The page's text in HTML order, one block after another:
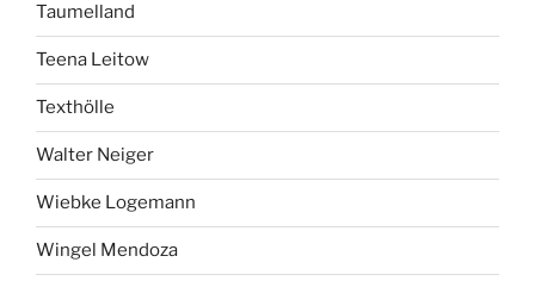
Taumelland
Teena Leitow
Texthölle
Walter Neiger
Wiebke Logemann
Wingel Mendoza